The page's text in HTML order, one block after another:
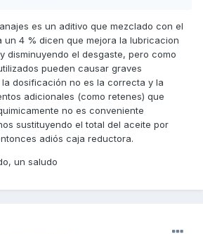
es un aditivo que mezclado con el
un 4 % dicen que mejora la lubricacion
disminuyendo el desgaste, pero como
pueden causar graves
dosificación no es la correcta y la
adicionales (como retenes) que
no es conveniente
sustituyendo el total del aceite por
adiós caja reductora.
un saludo